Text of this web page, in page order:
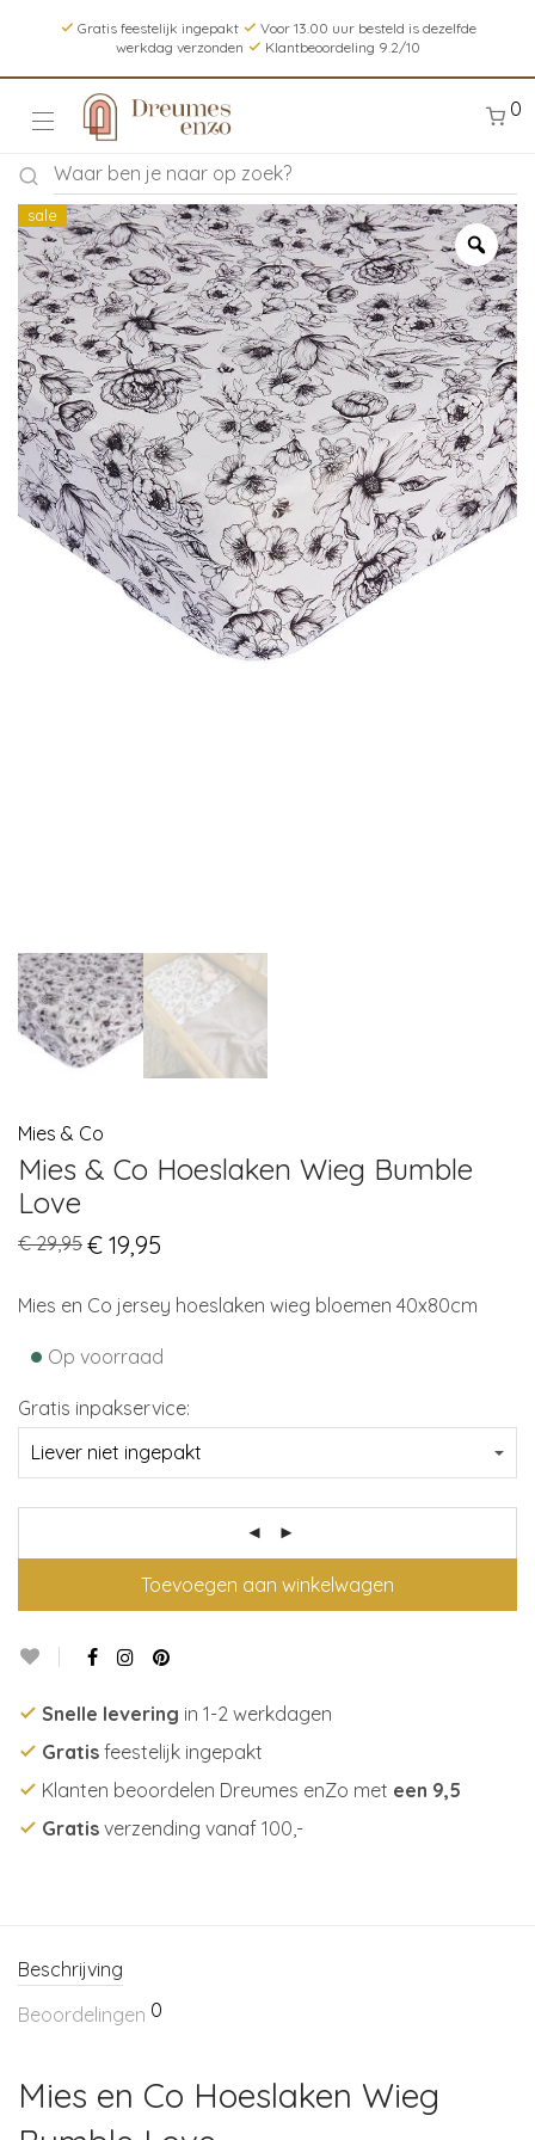
Gratis feestelijk ingepakt
Voor 13.00 uur besteld is dezelfde
werkdag verzonden
Klantbeoordeling 9.2/10
0
sale
Mies & Co
Mies & Co Hoeslaken Wieg Bumble
Love
€29,95 Original
price
€ 29,95.
€ 19,95
€ 19,95.
Mies en Co jersey hoeslaken wieg bloemen 40x80cm
• Op voorraad
Gratis inpakservice:
Toevoegen aan winkelwagen
Snelle levering in 1-2 werkdagen
Gratis feestelijk ingepakt
Klanten beoordelen Dreumes enZo met een 9,5
Gratis verzending vanaf 100,-
Beschrijving
Beoordelingen 0
Mies en Co Hoeslaken Wieg